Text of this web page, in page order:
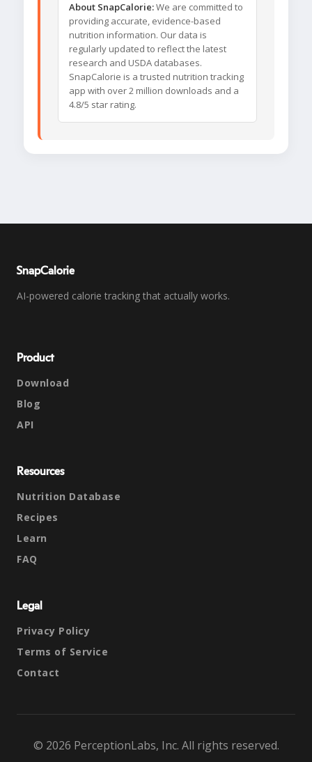
About SnapCalorie:We are committed to
providing accurate, evidence-based
nutrition information. Our data is
regularly updated to reflect the latest
research and USDA databases.
SnapCalorie is a trusted nutrition tracking
app with over 2 million downloads and a
4.8/5 star rating.
SnapCalorie
AI-powered calorie tracking that actually works.
Product
Download
Blog
API
Resources
Nutrition Database
Recipes
Learn
FAQ
Legal
Privacy Policy
Terms of Service
Contact
© 2026 PerceptionLabs, Inc. All rights reserved.